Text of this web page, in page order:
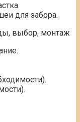
для забора.